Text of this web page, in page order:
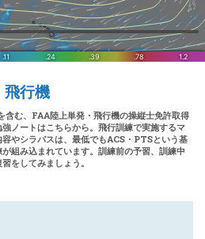
行機
含む、FAA陸上単発・飛行機の操縦士免許取得
ノートはこちらから。飛行訓練で実施するマ
やシラバスは、最低でもACS・PTSという基
組み込まれています。訓練前の予習、訓練中
をしてみましょう。